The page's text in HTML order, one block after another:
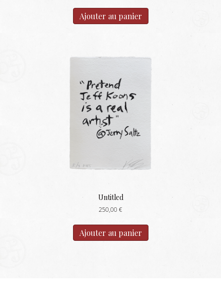
Ajouter au panier
Untitled
250,00 €
Ajouter au panier